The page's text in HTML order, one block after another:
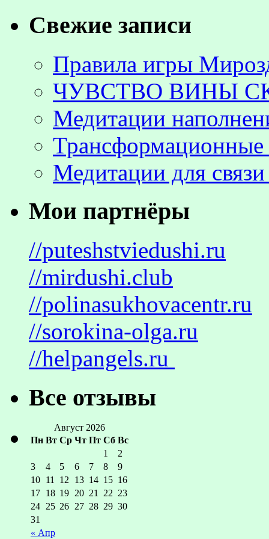
Свежие записи
Правила игры
ЧУВСТВО ВИНЫ
Медитации
Трансформационные
Медитации для
Мои партнёры
//puteshstviedushi.ru
//mirdushi.club
//polinasukhovacentr.ru
//sorokina-olga.ru
//helpangels.ru
Все отзывы
Август 2026
Пн Вт Ср Чт Пт Сб Вс
« Апр
1
2
3
4 5 6 7 8
9
10 11 12 13 14 15 16
17 18 19 20 21 22 23
24 25 26 27 28 29 30
31